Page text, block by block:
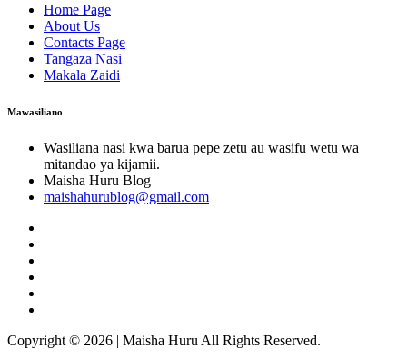
Home Page
About Us
Contacts Page
Tangaza Nasi
Makala Zaidi
Mawasiliano
Wasiliana nasi kwa barua pepe zetu au wasifu wetu wa
mitandao ya kijamii.
Maisha Huru Blog
maishahurublog@gmail.com
Copyright © 2026 | Maisha Huru All Rights Reserved.